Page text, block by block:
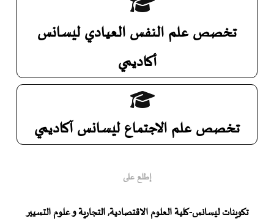
تخصص علم النفس العيادي ليسانس
أكاديمي
تخصص علم الاجتماع ليسانس آكاديمي
إطلع على
تكوينات ليسانس-كلية العلوم الاقتصادية, التجارية و علوم التسيير